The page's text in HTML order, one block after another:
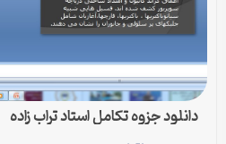
دانلود جزوه تکامل استاد تراب زاده